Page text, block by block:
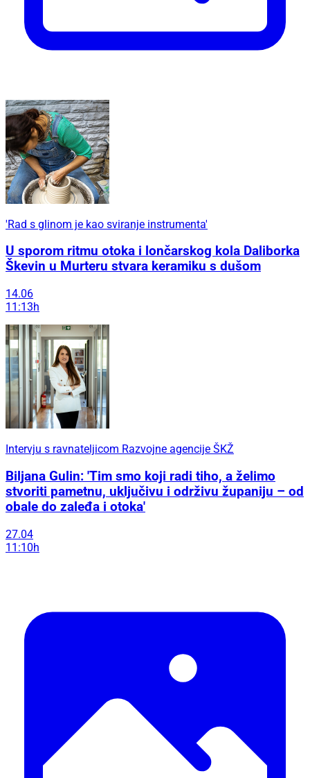
'Rad s glinom je kao sviranje instrumenta'
U sporom ritmu otoka i lončarskog kola Daliborka
Škevin u Murteru stvara keramiku s dušom
14.06
11:13h
Intervju s ravnateljicom Razvojne agencije ŠKŽ
Biljana Gulin: 'Tim smo koji radi tiho, a želimo
stvoriti pametnu, uključivu i održivu županiju – od
obale do zaleđa i otoka'
27.04
11:10h